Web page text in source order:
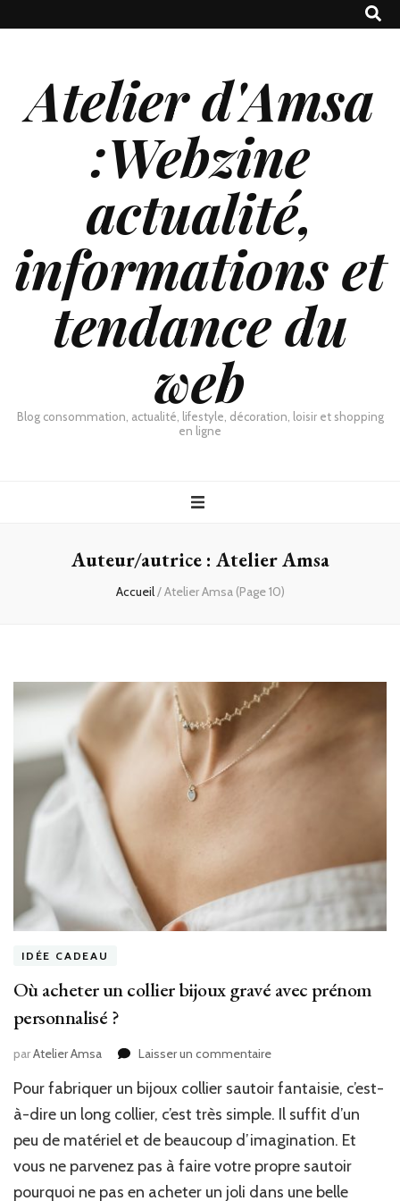
Atelier d'Amsa
:Webzine
actualité,
informations et
tendance du
web
Blog consommation, actualité, lifestyle, décoration, loisir et shopping
en ligne
Auteur/autrice : Atelier Amsa
Accueil/Atelier Amsa(Page 10)
IDÉE CADEAU
Où acheter un collier bijoux gravé avec prénom
personnalisé ?
parAtelier Amsa Laisser un commentairesur
acheter
un
bijoux
gravé
Pour fabriquer un bijoux collier sautoir fantaisie, c’est-
à-dire un long collier, c’est très simple. Il suffit d’un
peu de matériel et de beaucoup d’imagination. Et
vous ne parvenez pas à faire votre propre sautoir
pourquoi ne pas en acheter un joli dans une belle